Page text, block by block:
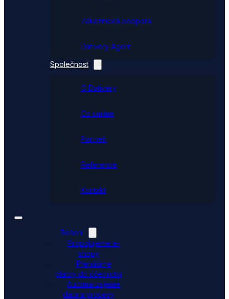
Zákaznická podpora
Dativery Agent
Společnost
O Dativery
Co umíme
Partneři
Reference
Kontakt
Řešení
Propojujeme e-
shopy
Přenášíme
platby do účetnictví
Automatizujeme
data a procesy